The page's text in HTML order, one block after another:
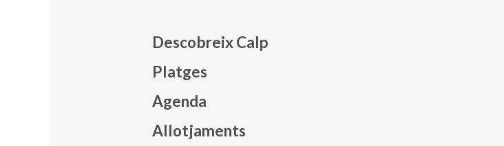
Descobreix Calp
Platges
Agenda
Allotjaments